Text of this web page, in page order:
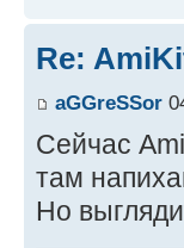
Re:
aGGreSSor
Сейчас
там
Но